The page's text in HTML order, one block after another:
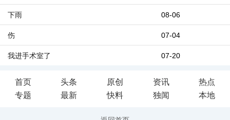
08-06
下雨
07-04
伤
07-20
我进手术室了
首页 头条 原创 资讯
热点
专题
最新 快料 独闻 本地